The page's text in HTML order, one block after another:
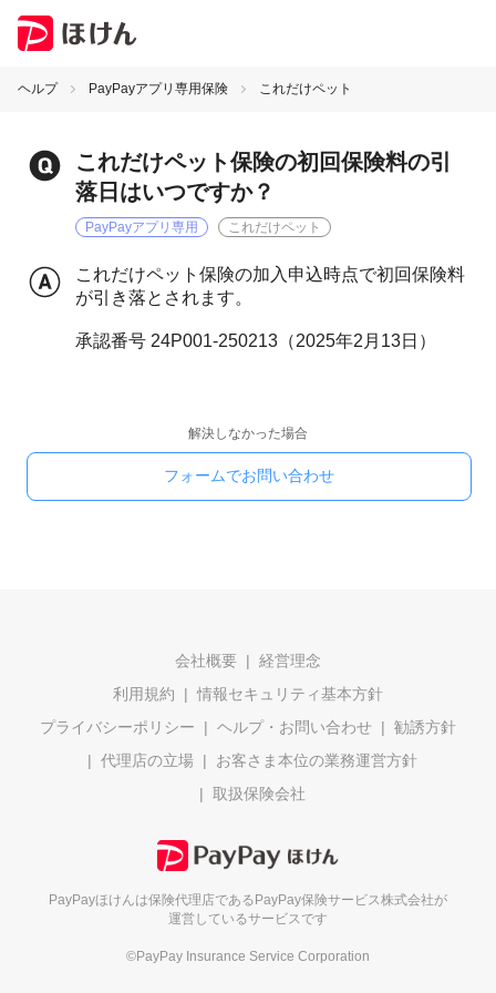
ヘルプ PayPayアプリ専用保険 これだけペット
これだけペット保険の初回保険料の引
落日はいつですか？
PayPayアプリ専用 これだけペット
これだけペット保険の加入申込時点で初回保険料
が引き落とされます。
承認番号 24P001-250213（2025年2月13日）
解決しなかった場合
フォームでお問い合わせ
会社概要
経営理念
利用規約
情報セキュリティ基本方針
プライバシーポリシー
ヘルプ・お問い合わせ
勧誘方針
代理店の立場
お客さま本位の業務運営方針
取扱保険会社
PayPayほけんは保険代理店である PayPay保険サービス株式会社が
運営しているサービスです
©PayPay Insurance Service Corporation